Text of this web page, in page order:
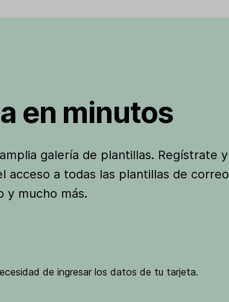
en minutos
galería de plantillas. Regístrate y
acceso a todas las plantillas de correo
y mucho más.
de ingresar los datos de tu tarjeta.